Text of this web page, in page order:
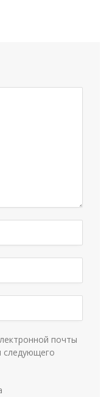
почты
следующего